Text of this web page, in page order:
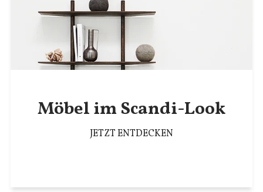
Möbel im Scandi-Look
JETZT ENTDECKEN